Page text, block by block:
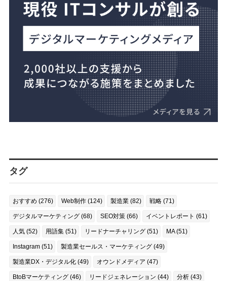
タグ
おすすめ (276) Web制作 (124) 製造業 (82) 戦略 (71)
デジタルマーケティング (68) SEO対策 (66) イベントレポート (61)
人気 (52) 用語集 (51) リードナーチャリング (51) MA (51)
Instagram (51) 製造業セールス・マーケティング (49)
製造業DX・デジタル化 (49) オウンドメディア (47)
BtoBマーケティング (46) リードジェネレーション (44) 分析 (43)